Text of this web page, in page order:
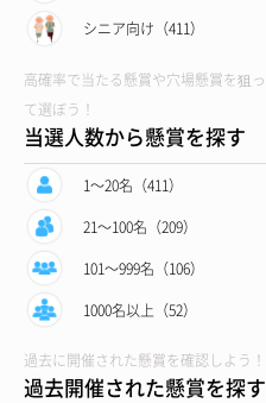
シニア向け（411）
高確率で当たる懸賞や穴場懸賞を狙っ
て選ぼう！
当選人数から懸賞を探す
1〜20名（411）
21〜100名（209）
101〜999名（106）
1000名以上（52）
過去に開催された懸賞を確認しよう！
過去開催された懸賞を探す